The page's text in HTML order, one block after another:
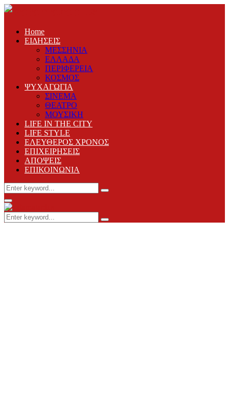
Home
ΕΙΔΗΣΕΙΣ
ΜΕΣΣΗΝΙΑ
ΕΛΛΑΔΑ
ΠΕΡΙΦΕΡΕΙΑ
ΚΟΣΜΟΣ
ΨΥΧΑΓΩΓΙΑ
ΣΙΝΕΜΑ
ΘΕΑΤΡΟ
ΜΟΥΣΙΚΗ
LIFE IN THE CITY
LIFE STYLE
ΕΛΕΥΘΕΡΟΣ ΧΡΟΝΟΣ
ΕΠΙΧΕΙΡΗΣΕΙΣ
ΑΠΟΨΕΙΣ
ΕΠΙΚΟΙΝΩΝΙΑ
Search
for:
Search
Primary
Menu
Search
for:
Search